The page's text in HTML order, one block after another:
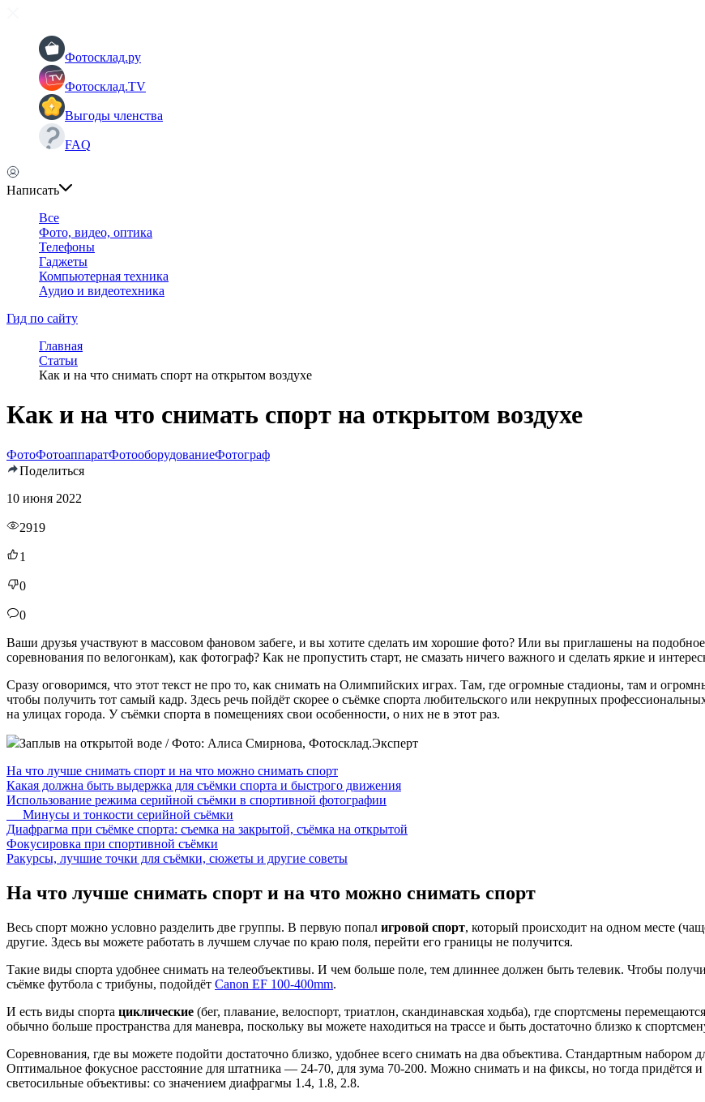
Фотосклад.ру
Фотосклад.TV
Выгоды членства
FAQ
Написать
Все
Фото, видео, оптика
Телефоны
Гаджеты
Компьютерная техника
Аудио и видеотехника
Гид по сайту
Главная
Статьи
Как и на что снимать спорт на открытом воздухе
Как и на что снимать спорт на открытом воздухе
ФотоФотоаппаратФотооборудованиеФотограф
Поделиться
10 июня 2022
2919
1
0
0
Ваши друзья участвуют в массовом фановом забеге, и вы хотите сделать им хорошие фото? Или вы приглашены на
соревнования по велогонкам), как фотограф? Как не пропустить старт, не смазать ничего важного и сделать яркие и
Сразу оговоримся, что этот текст не про то, как снимать на Олимпийских играх. Там, где огромные стадионы, там и
чтобы получить тот самый кадр. Здесь речь пойдёт скорее о съёмке спорта любительского или некрупных
на улицах города. У съёмки спорта в помещениях свои особенности, о них не в этот раз.
Заплыв на открытой воде / Фото: Алиса Смирнова, Фотосклад.Эксперт
На что лучше снимать спорт и на что можно снимать спорт
Какая должна быть выдержка для съёмки спорта и быстрого движения
Использование режима серийной съёмки в спортивной фотографии
Минусы и тонкости серийной съёмки
Диафрагма при съёмке спорта: съемка на закрытой, съёмка на открытой
Фокусировка при спортивной съёмки
Ракурсы, лучшие точки для съёмки, сюжеты и другие советы
На что лучше снимать спорт и на что можно снимать спорт
Весь спорт можно условно разделить две группы. В первую попал игровой спорт, который происходит на одном месте
другие. Здесь вы можете работать в лучшем случае по краю поля, перейти его границы не получится.
Такие виды спорта удобнее снимать на телеобъективы. И чем больше поле, тем длиннее должен быть телевик. Чтобы
съёмке футбола с трибуны, подойдёт Canon EF 100-400mm.
И есть виды спорта циклические (бег, плавание, велоспорт, триатлон, скандинавская ходьба), где спортсмены
обычно больше пространства для маневра, поскольку вы можете находиться на трассе и быть достаточно близко к
Соревнования, где вы можете подойти достаточно близко, удобнее всего снимать на два объектива. Стандартным набором
Оптимальное фокусное расстояние для штатника — 24-70, для зума 70-200. Можно снимать и на фиксы, но тогда
светосильные объективы: со значением диафрагмы 1.4, 1.8, 2.8.